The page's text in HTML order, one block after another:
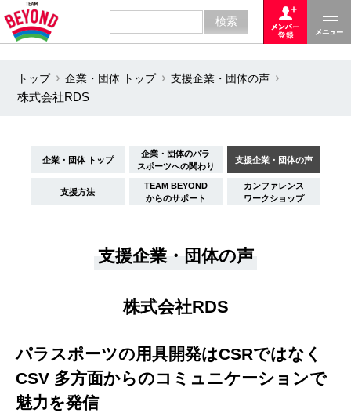
トップ 企業・団体 トップ
支援企業・団体の声
株式会社RDS
企業・団体 トップ
企業・団体のパラ
スポーツへの関わり
支援企業・団体の声
支援方法
TEAM BEYOND
からのサポート
カンファレンス
ワークショップ
支援企業・団体の声
株式会社RDS
パラスポーツの用具開発はCSRではなく
CSV 多方面からのコミュニケーションで
魅力を発信